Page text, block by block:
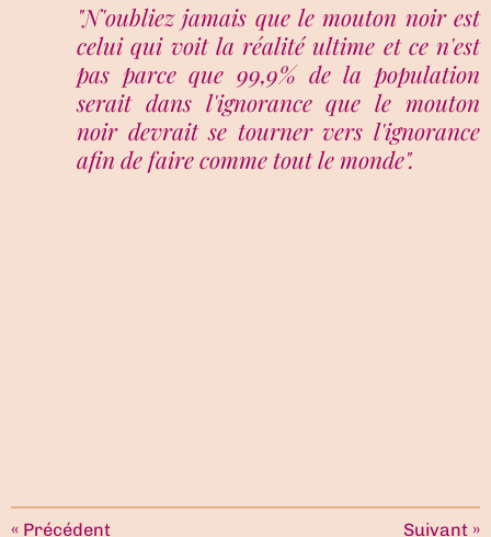
"N'oubliez jamais que le mouton noir est
celui qui voit la réalité ultime et ce n'est
pas parce que 99,9% de la population
serait dans l'ignorance que le mouton
noir devrait se tourner vers l'ignorance
afin de faire comme tout le monde".
« Précédent Suivant »